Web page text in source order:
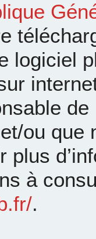
logiciel
ou que
plus
à
.